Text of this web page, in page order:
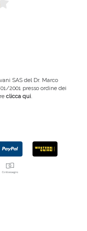
SAS del Dr. Marco
2001 presso ordine dei
clicca qui.